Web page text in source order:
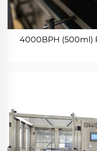
4000BPH (500ml)